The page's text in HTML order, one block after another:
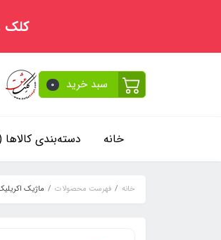
کلک
سبد خرید 0
خانه دسته‌بندی
خانه فهرست محصولات ماژیک اکریلیک پوسکا